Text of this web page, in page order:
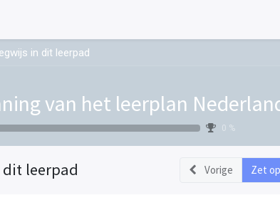
in dit leerpad
van het leerplan
0 %
leerpad Vorige Zet